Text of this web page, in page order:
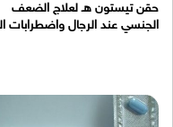
حقن تيستون هـ لعلاج الضعف
الجنسي عند الرجال واضطرابات